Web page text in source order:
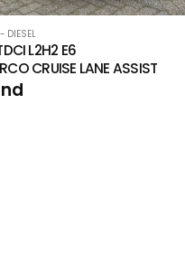
DIESEL
L2H2 E6
CRUISE LANE ASSIST